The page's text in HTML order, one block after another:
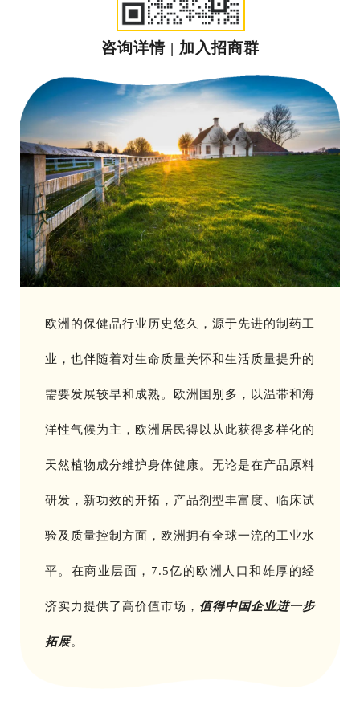
咨询详情 | 加入招商群
欧洲的保健品行业历史悠久，源于先进的制药工
业，也伴随着对生命质量关怀和生活质量提升的
需要发展较早和成熟。欧洲国别多，以温带和海
洋性气候为主，欧洲居民得以从此获得多样化的
天然植物成分维护身体健康。无论是在产品原料
研发，新功效的开拓，产品剂型丰富度、临床试
验及质量控制方面，欧洲拥有全球一流的工业水
平。在商业层面，7.5亿的欧洲人口和雄厚的经
济实力提供了高价值市场， 值得中国企业进一步
拓展。